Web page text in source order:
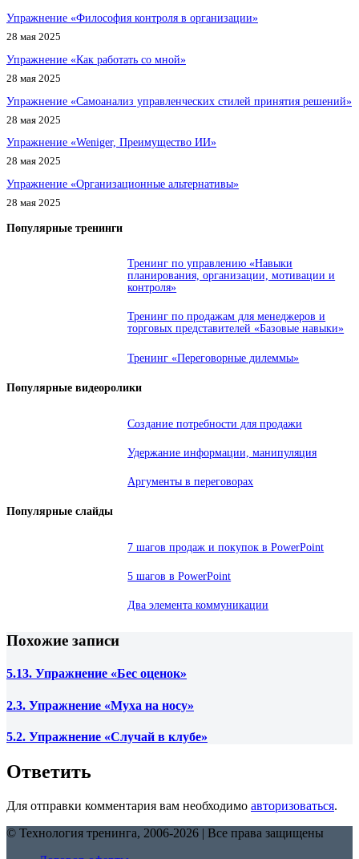
Упражнение «Философия контроля в организации»
28 мая 2025
Упражнение «Как работать со мной»
28 мая 2025
Упражнение «Самоанализ управленческих стилей принятия решений»
28 мая 2025
Упражнение «Weniger, Преимущество ИИ»
28 мая 2025
Упражнение «Организационные альтернативы»
28 мая 2025
Популярные тренинги
Тренинг по управлению «Навыки
планирования, организации, мотивации и
контроля»
Тренинг по продажам для менеджеров и
торговых представителей «Базовые навыки»
Тренинг «Переговорные дилеммы»
Популярные видеоролики
Создание потребности для продажи
Удержание информации, манипуляция
Аргументы в переговорах
Популярные слайды
7 шагов продаж и покупок в PowerPoint
5 шагов в PowerPoint
Два элемента коммуникации
Похожие записи
5.13. Упражнение «Бес оценок»
2.3. Упражнение «Муха на носу»
5.2. Упражнение «Случай в клубе»
Ответить
Для отправки комментария вам необходимо авторизоваться.
© Технология тренинга, 2006-2026 | Все права защищены